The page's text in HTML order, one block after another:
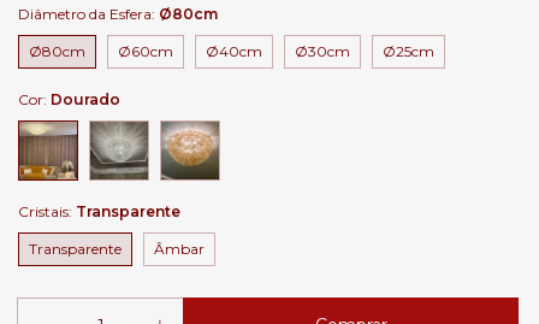
Diâmetro da Esfera: Ø80cm
Ø80cm Ø60cm Ø40cm Ø30cm Ø25cm
Cor: Dourado
Cristais: Transparente
Transparente Âmbar